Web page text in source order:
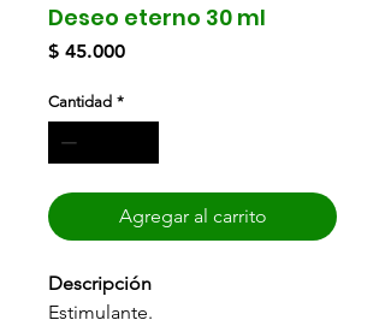
Deseo eterno 30 ml
$ 45.000Precio
Cantidad *
Agregar al carrito
Descripción
Estimulante.